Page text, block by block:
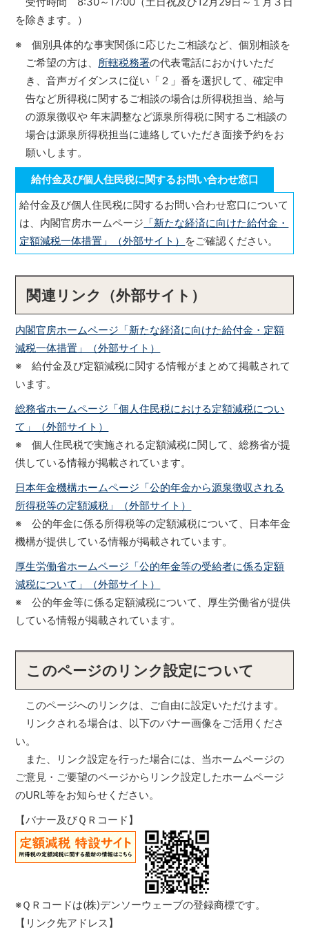
を除きます。）
※ 個別具体的な事実関係に応じたご相談など、個別相談を
ご希望の方は、 所轄税務署の代表電話におかけいただ
き、音声ガイダンスに従い「２」番を選択して、確定申
告など所得税に関するご相談の場合は所得税担当、給与
の源泉徴収や 年末調整など源泉所得税に関するご相談の
場合は源泉所得税担当に連絡していただき面接予約をお
願いします。
給付金及び個人住民税に関するお問い合わせ窓口
給付金及び個人住民税に関するお問い合わせ窓口について
は、内閣官房ホームページ 「新たな経済に向けた給付金・
定額減税一体措置」（外部サイト） をご確認ください。
関連リンク（外部サイト）
内閣官房ホームページ「新たな経済に向けた給付金・定額
減税一体措置」（外部サイト）
※ 給付金及び定額減税に関する情報がまとめて掲載されて
います。
総務省ホームページ「個人住民税における定額減税につい
て」（外部サイト）
※ 個人住民税で実施される定額減税に関して、総務省が提
供している情報が掲載されています。
日本年金機構ホームページ「公的年金から源泉徴収される
所得税等の定額減税」（外部サイト）
※ 公的年金に係る所得税等の定額減税について、日本年金
機構が提供している情報が掲載されています。
厚生労働省ホームページ「公的年金等の受給者に係る定額
減税について」（外部サイト）
※ 公的年金等に係る定額減税について、厚生労働省が提供
している情報が掲載されています。
このページのリンク設定について
このページへのリンクは、ご自由に設定いただけます。
リンクされる場合は、以下のバナー画像をご活用くださ
い。
また、リンク設定を行った場合には、当ホームページの
ご意見・ご要望のページからリンク設定したホームページ
のURL等をお知らせください。
【バナー及びＱＲコード】
※ＱＲコードは(株)デンソーウェーブの登録商標です。
【リンク先アドレス】